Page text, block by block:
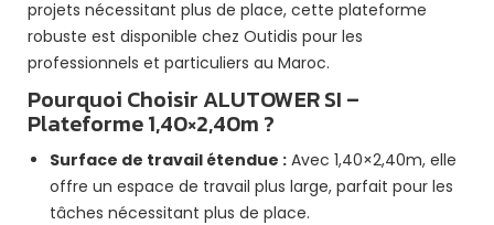
projets nécessitant plus de place, cette plateforme
robuste est disponible chez Outidis pour les
professionnels et particuliers au Maroc.
Pourquoi Choisir ALUTOWER SI –
Plateforme 1,40×2,40m ?
Surface de travail étendue : Avec 1,40×2,40m, elle
offre un espace de travail plus large, parfait pour les
tâches nécessitant plus de place.